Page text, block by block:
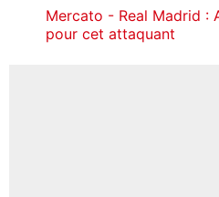
Mercato - Real Madrid :
pour cet attaquant